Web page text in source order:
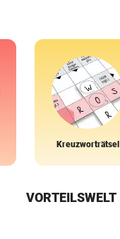
Kreuzworträtsel
VORTEILSWELT